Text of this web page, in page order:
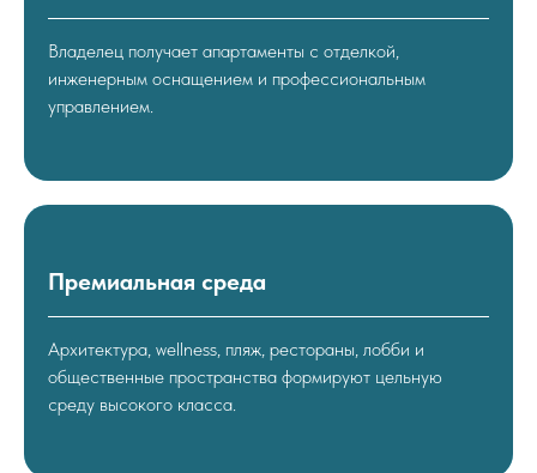
Владелец получает апартаменты с отделкой,
инженерным оснащением и профессиональным
управлением.
Премиальная среда
Архитектура, wellness, пляж, рестораны, лобби и
общественные пространства формируют цельную
среду высокого класса.